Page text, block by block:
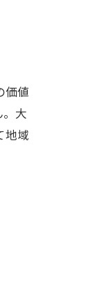
価値
大
地域